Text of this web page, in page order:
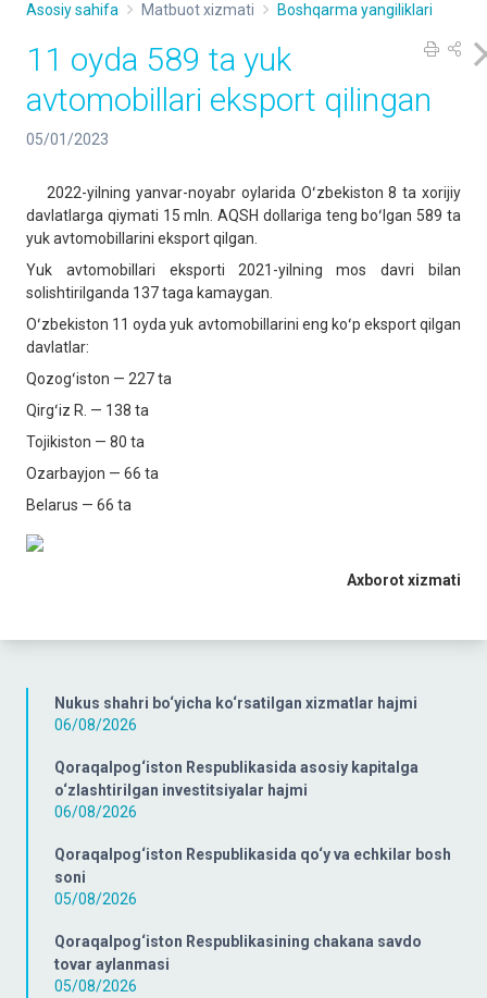
Nukus shahri bo‘yicha ko‘rsatilgan xizmatlar hajmi
06/08/2026
Qoraqalpog‘iston Respublikasida asosiy kapitalga
o‘zlashtirilgan investitsiyalar hajmi
06/08/2026
Qoraqalpog‘iston Respublikasida qo‘y va echkilar bosh
soni
05/08/2026
Qoraqalpog‘iston Respublikasining chakana savdo
tovar aylanmasi
05/08/2026
Asosiy sahifa Matbuot xizmati Boshqarma yangiliklari
11 oyda 589 ta yuk
avtomobillari eksport qilingan
05/01/2023
2022-yilning yanvar-noyabr oylarida Oʻzbekiston 8 ta xorijiy
davlatlarga qiymati 15 mln. AQSH dollariga teng boʻlgan 589 ta
yuk avtomobillarini eksport qilgan.
Yuk avtomobillari eksporti 2021-yilning mos davri bilan
solishtirilganda 137 taga kamaygan.
Oʻzbekiston 11 oyda yuk avtomobillarini eng koʻp eksport qilgan
davlatlar:
Qozogʻiston — 227 ta
Qirgʻiz R. — 138 ta
Tojikiston — 80 ta
Ozarbayjon — 66 ta
Belarus — 66 ta
Axborot xizmati